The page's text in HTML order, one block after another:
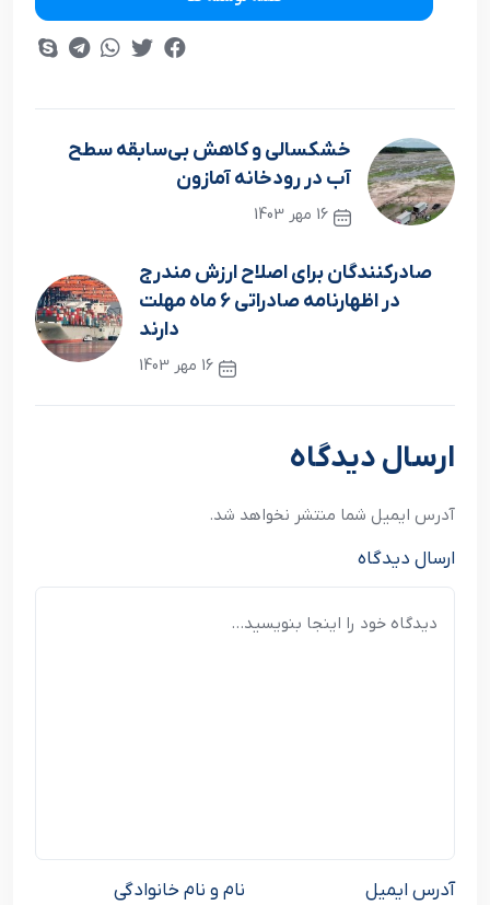
خشکسالی و کاهش بی‌سابقه سطح
آب در رودخانه آمازون
16 مهر 1403
صادرکنندگان برای اصلاح ارزش مندرج
در اظهارنامه‌ صادراتی 6 ماه مهلت
دارند
16 مهر 1403
نوشته بعدی
ارسال دیدگاه
آدرس ایمیل شما منتشر نخواهد شد.
ارسال دیدگاه
نام و نام خانوادگی آدرس ایمیل